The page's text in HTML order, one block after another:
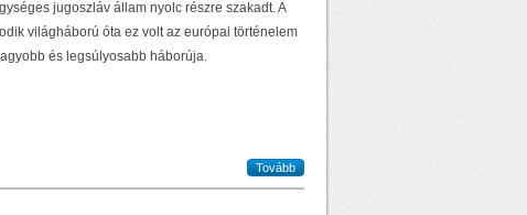
jugoszláv állam nyolc részre szakadt. A
világháború óta ez volt az európai történelem
és legsúlyosabb háborúja.
Tovább